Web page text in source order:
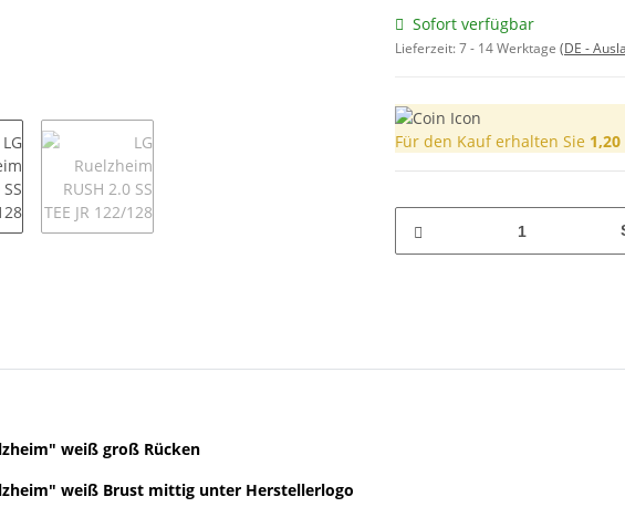
Sofort verfügbar
Lieferzeit:7 - 14 Werktage (DE -
Für den Kauf erhalten Sie 1,20
weiß groß Rücken
weiß Brust mittig unter Herstellerlogo